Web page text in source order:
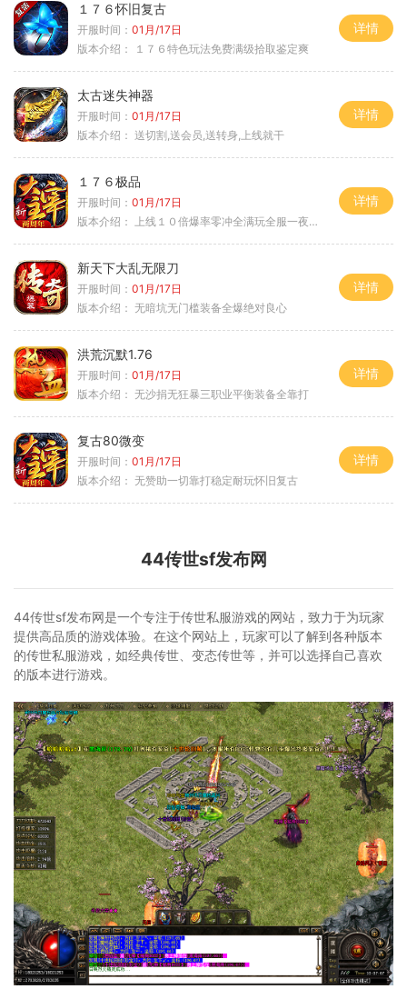
１７６怀旧复古
开服时间： 01月/17日
版本介绍：
１７６特色玩法免费满级拾取鉴定爽
详情
太古迷失神器
开服时间： 01月/17日
版本介绍： 送切割,送会员,送转身,上线就干
详情
１７６极品
开服时间： 01月/17日
版本介绍：
上线１０倍爆率零冲全满玩全服一夜终极
详情
新天下大乱无限刀
开服时间： 01月/17日
版本介绍： 无暗坑无门槛装备全爆绝对良心
详情
洪荒沉默1.76
开服时间： 01月/17日
版本介绍： 无沙捐无狂暴三职业平衡装备全靠打
详情
复古80微变
开服时间： 01月/17日
版本介绍： 无赞助一切靠打稳定耐玩怀旧复古
详情
44传世sf发布网
44传世sf发布网是一个专注于传世私服游戏的网站，致力于为玩家
提供高品质的游戏体验。在这个网站上，玩家可以了解到各种版本
的传世私服游戏，如经典传世、变态传世等，并可以选择自己喜欢
的版本进行游戏。